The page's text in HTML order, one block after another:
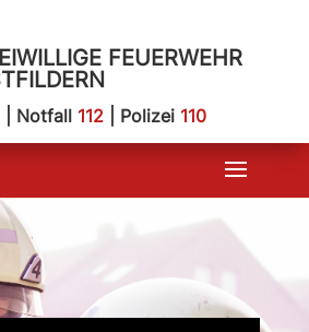
FEUERWEHR
| Notfall 112| Polizei 110